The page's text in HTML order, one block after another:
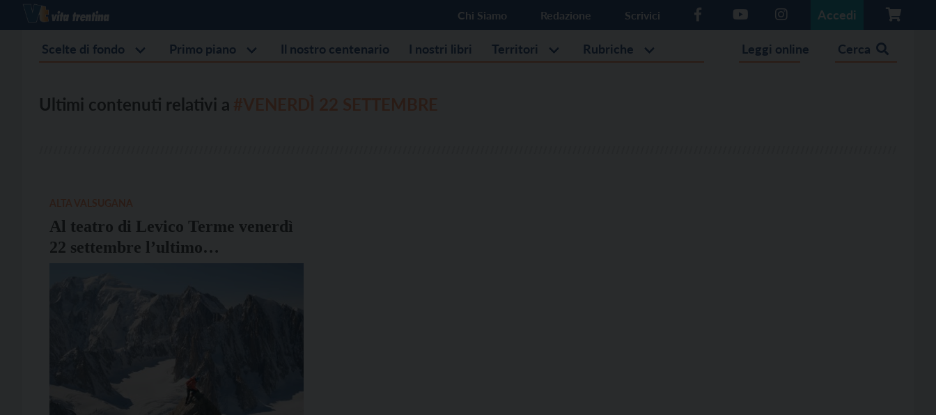
Chi Siamo Redazione Scrivici Accedi
Scelte di fondo Primo piano Il nostro centenario I nostri libri Territori Rubriche Leggi online Cerca
Ultimi contenuti relativi a
Al teatro di Levico Terme venerdì
22 settembre l’ultimo